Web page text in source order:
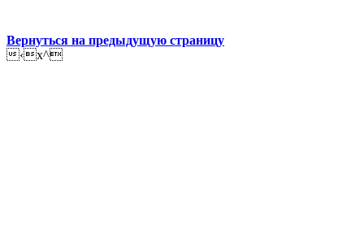
Вернуться на предыдущую страницу
‹x^